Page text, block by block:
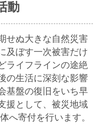
動
せぬ大きな自然災害
及ぼす一次被害だけ
ライフラインの途絶
の生活に深刻な影響
基盤の復旧をいち早
援として、被災地域
へ寄付を行います。